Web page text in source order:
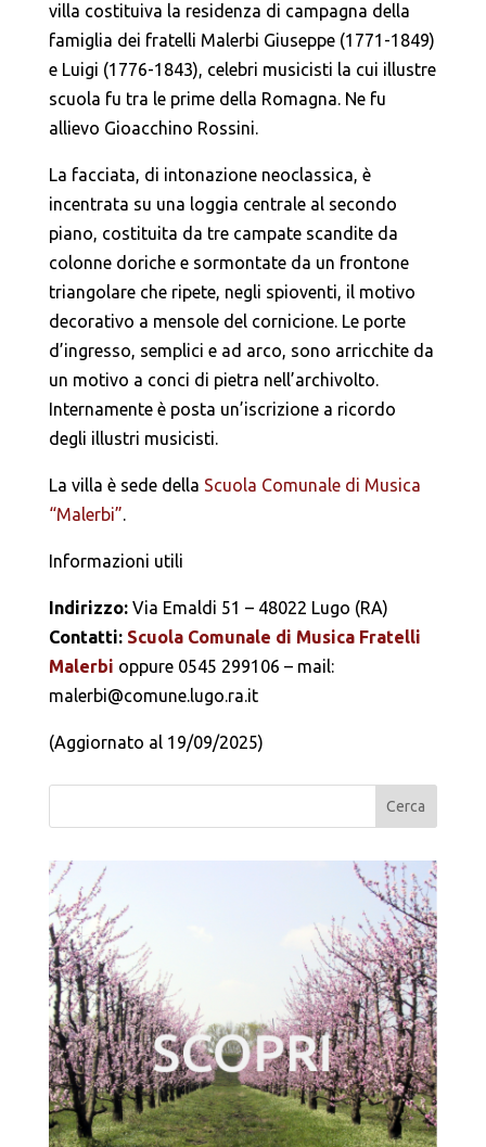
villa costituiva la residenza di campagna della
famiglia dei fratelli Malerbi Giuseppe (1771-1849)
e Luigi (1776-1843), celebri musicisti la cui illustre
scuola fu tra le prime della Romagna. Ne fu
allievo Gioacchino Rossini.
La facciata, di intonazione neoclassica, è
incentrata su una loggia centrale al secondo
piano, costituita da tre campate scandite da
colonne doriche e sormontate da un frontone
triangolare che ripete, negli spioventi, il motivo
decorativo a mensole del cornicione. Le porte
d’ingresso, semplici e ad arco, sono arricchite da
un motivo a conci di pietra nell’archivolto.
Internamente è posta un’iscrizione a ricordo
degli illustri musicisti.
La villa è sede della Scuola Comunale di Musica
“Malerbi”.
Informazioni utili
Indirizzo: Via Emaldi 51 – 48022 Lugo (RA)
Contatti: Scuola Comunale di Musica Fratelli
Malerbi oppure 0545 299106 – mail:
malerbi@comune.lugo.ra.it
(Aggiornato al 19/09/2025)